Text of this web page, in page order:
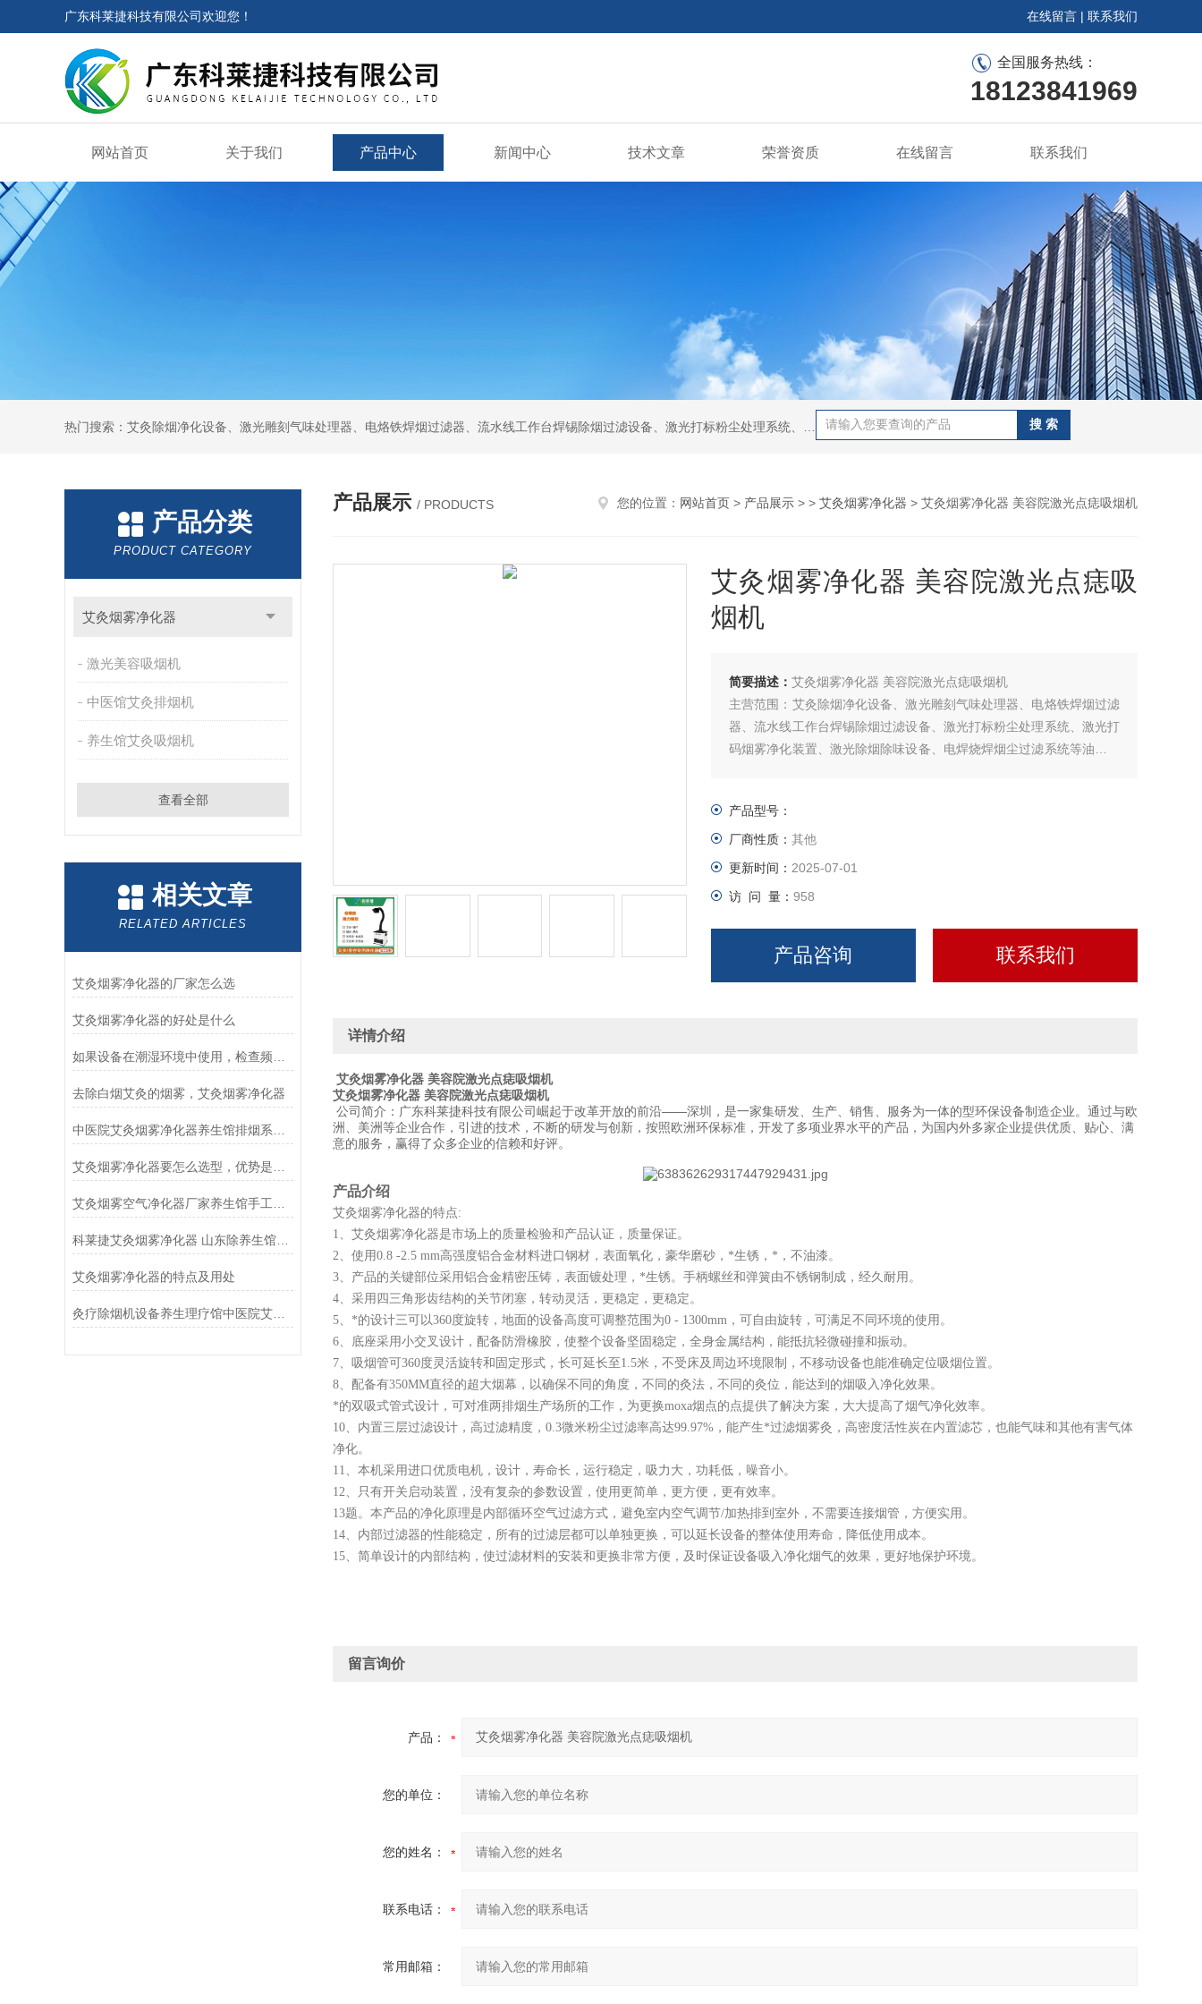
广东科莱捷科技有限公司欢迎您！ 在线留言 | 联系我们
全国服务热线：
18123841969
网站首页 关于我们 产品中心 新闻中心 技术文章 荣誉资质 在线留言 联系我们
产品分类
PRODUCT CATEGORY
艾灸烟雾净化器
激光美容吸烟机
中医馆艾灸排烟机
养生馆艾灸吸烟机
查看全部
相关文章
RELATED ARTICLES
艾灸烟雾净化器的厂家怎么选
艾灸烟雾净化器的好处是什么
去除白烟艾灸的烟雾，艾灸烟雾净化器
科莱捷艾灸烟雾净化器 山东除养生馆艾烟设备
艾灸烟雾净化器的特点及用处
灸疗除烟机设备养生理疗馆中医院艾灸烟雾净化器
产品展示 / PRODUCTS 您的位置： 网站首页 > 产品展示 > > 艾灸烟雾净化器 > 艾灸烟雾净化器 美容院激光点痣吸烟机
艾灸烟雾净化器 美容院激光点痣吸
烟机
简要描述： 艾灸烟雾净化器 美容院激光点痣吸烟机
主营范围：艾灸除烟净化设备、激光雕刻气味处理器、电烙铁焊烟过滤
器、流水线工作台焊锡除烟过滤设备、激光打标粉尘处理系统、激光打
码烟雾净化装置、激光除烟除味设备、电焊烧焊烟尘过滤系统等油烟粉
产品型号：
厂商性质： 其他
更新时间： 2025-07-01
访 问 量： 958
产品咨询 联系我们
详情介绍
艾灸烟雾净化器 美容院激光点痣吸烟机
艾灸烟雾净化器 美容院激光点痣吸烟机
公司简介：广东科莱捷科技有限公司崛起于改革开放的前沿——深圳，是一家集研发、生产、销售、服务为一体的型环保设备制造企业。通过与欧
洲、美洲等企业合作，引进的技术，不断的研发与创新，按照欧洲环保标准，开发了多项业界水平的产品，为国内外多家企业提供优质、贴心、满
意的服务，赢得了众多企业的信赖和好评。
产品介绍
艾灸烟雾净化器的特点:
1、艾灸烟雾净化器是市场上的质量检验和产品认证，质量保证。
2、使用0.8 -2.5 mm高强度铝合金材料进口钢材，表面氧化，豪华磨砂，*生锈，*，不油漆。
3、产品的关键部位采用铝合金精密压铸，表面镀处理，*生锈。手柄螺丝和弹簧由不锈钢制成，经久耐用。
4、采用四三角形齿结构的关节闭塞，转动灵活，更稳定，更稳定。
5、*的设计三可以360度旋转，地面的设备高度可调整范围为0 - 1300mm，可自由旋转，可满足不同环境的使用。
6、底座采用小交叉设计，配备防滑橡胶，使整个设备坚固稳定，全身金属结构，能抵抗轻微碰撞和振动。
7、吸烟管可360度灵活旋转和固定形式，长可延长至1.5米，不受床及周边环境限制，不移动设备也能准确定位吸烟位置。
8、配备有350MM直径的超大烟幕，以确保不同的角度，不同的灸法，不同的灸位，能达到的烟吸入净化效果。
*的双吸式管式设计，可对准两排烟生产场所的工作，为更换moxa烟点的点提供了解决方案，大大提高了烟气净化效率。
10、内置三层过滤设计，高过滤精度，0.3微米粉尘过滤率高达99.97%，能产生*过滤烟雾灸，高密度活性炭在内置滤芯，也能气味和其他有害气体
净化。
11、本机采用进口优质电机，设计，寿命长，运行稳定，吸力大，功耗低，噪音小。
12、只有开关启动装置，没有复杂的参数设置，使用更简单，更方便，更有效率。
13题。本产品的净化原理是内部循环空气过滤方式，避免室内空气调节/加热排到室外，不需要连接烟管，方便实用。
14、内部过滤器的性能稳定，所有的过滤层都可以单独更换，可以延长设备的整体使用寿命，降低使用成本。
15、简单设计的内部结构，使过滤材料的安装和更换非常方便，及时保证设备吸入净化烟气的效果，更好地保护环境。
留言询价
产品：
您的单位：
您的姓名：
联系电话：
常用邮箱：